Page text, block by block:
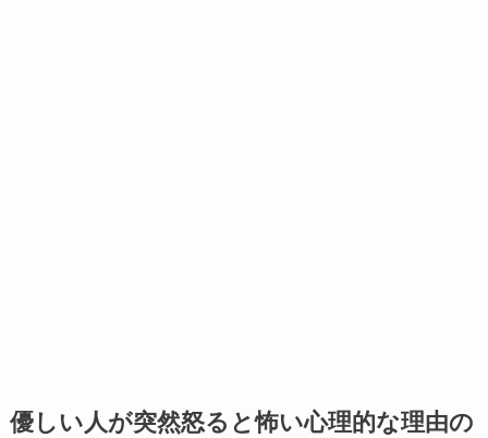
優しい人が突然怒ると怖い心理的な理由の